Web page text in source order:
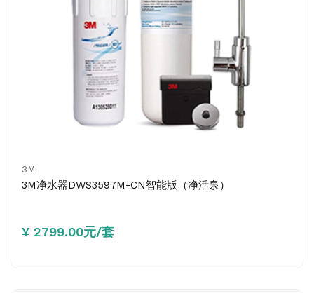
3M
3M净水器DWS3597M-CN智能版（净活泉）
¥ 2799.00元/套